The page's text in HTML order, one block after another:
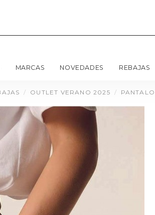
MARCAS NOVEDADES REBAJAS
OUTLET VERANO 2025